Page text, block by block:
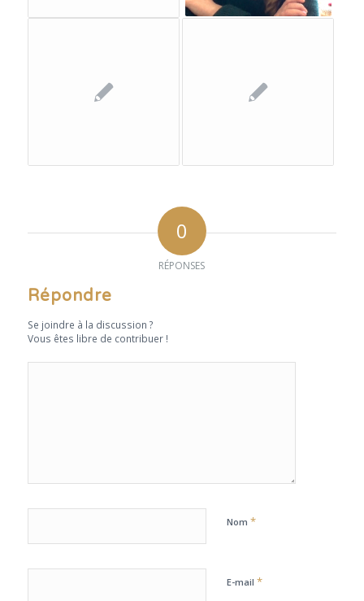
0
RÉPONSES
Répondre
Se joindre à la discussion ?
Vous êtes libre de contribuer !
Nom *
E-mail *